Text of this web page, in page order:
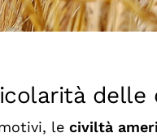
delle
le civiltà